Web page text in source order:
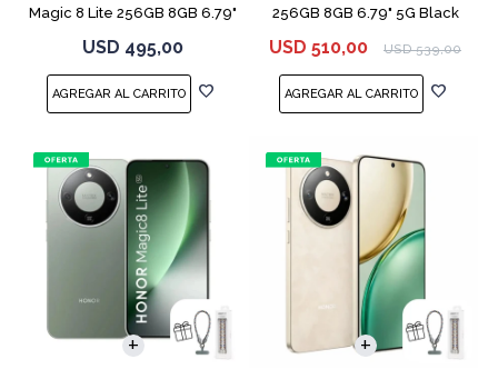
Magic 8 Lite 256GB 8GB 6.79"
USD 495,00
256GB 8GB 6.79" 5G Black
USD 510,00 USD 539,00
COMPARAR COMPARAR